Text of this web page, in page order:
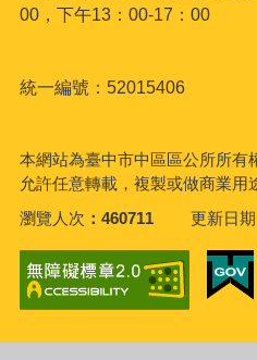
00，下午13：00-17：00
統一編號：52015406
本網站為臺中市中區區公所所有
允許任意轉載，複製或做商業用
瀏覽人次
460711 更新日期